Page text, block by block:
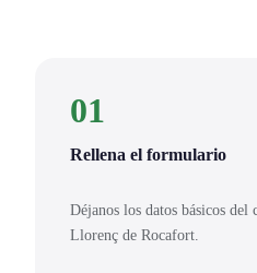
01
Rellena el formulario
Déjanos los datos básicos
Llorenç de Rocafort.